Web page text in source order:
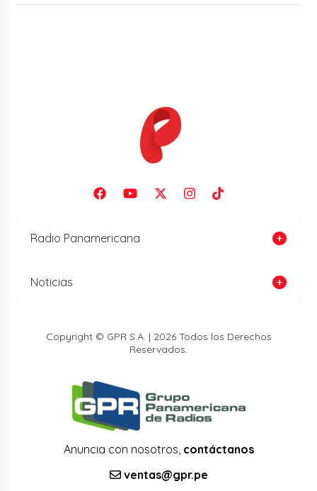
Radio Panamericana
Noticias
Copyright © GPR S.A. | 2026 Todos los Derechos
Reservados.
Anuncia con nosotros, contáctanos
ventas@gpr.pe